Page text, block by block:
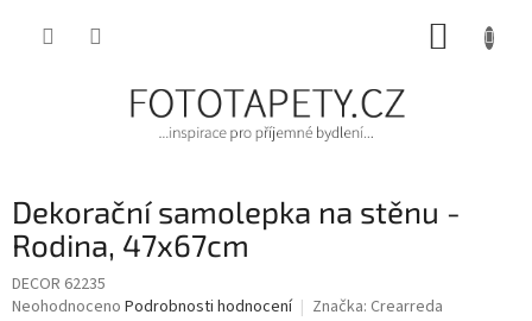
Dekorační samolepka na stěnu -
Rodina, 47x67cm
DECOR 62235
Průměrné
Neohodnoceno Podrobnosti hodnocení Značka: Crearreda